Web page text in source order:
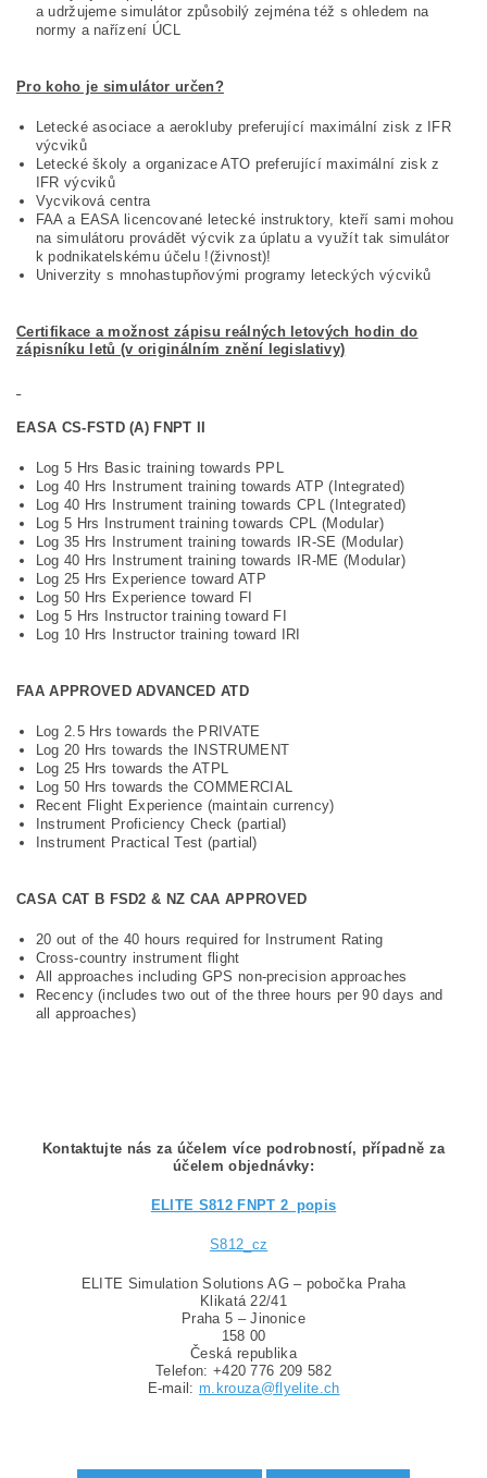
a udržujeme simulátor způsobilý zejména též s ohledem na
normy a nařízení ÚCL
Pro koho je simulátor určen?
Letecké asociace a aerokluby preferující maximální zisk z IFR
výcviků
Letecké školy a organizace ATO preferující maximální zisk z
IFR výcviků
Vycviková centra
FAA a EASA licencované letecké instruktory, kteří sami mohou
na simulátoru provádět výcvik za úplatu a využít tak simulátor
k podnikatelskému účelu !(živnost)!
Univerzity s mnohastupňovými programy leteckých výcviků
Certifikace a možnost zápisu reálných letových hodin do
zápisníku letů (v originálním znění legislativy)
EASA CS-FSTD (A) FNPT II
Log 5 Hrs Basic training towards PPL
Log 40 Hrs Instrument training towards ATP (Integrated)
Log 40 Hrs Instrument training towards CPL (Integrated)
Log 5 Hrs Instrument training towards CPL (Modular)
Log 35 Hrs Instrument training towards IR-SE (Modular)
Log 40 Hrs Instrument training towards IR-ME (Modular)
Log 25 Hrs Experience toward ATP
Log 50 Hrs Experience toward FI
Log 5 Hrs Instructor training toward FI
Log 10 Hrs Instructor training toward IRI
FAA APPROVED ADVANCED ATD
Log 2.5 Hrs towards the PRIVATE
Log 20 Hrs towards the INSTRUMENT
Log 25 Hrs towards the ATPL
Log 50 Hrs towards the COMMERCIAL
Recent Flight Experience (maintain currency)
Instrument Proficiency Check (partial)
Instrument Practical Test (partial)
CASA CAT B FSD2 & NZ CAA APPROVED
20 out of the 40 hours required for Instrument Rating
Cross-country instrument flight
All approaches including GPS non-precision approaches
Recency (includes two out of the three hours per 90 days and
all approaches)
Kontaktujte nás za účelem více podrobností, případně za
účelem objednávky:
ELITE S812 FNPT 2_popis
S812_cz
ELITE Simulation Solutions AG – pobočka Praha
Klikatá 22/41
Praha 5 – Jinonice
158 00
Česká republika
Telefon: +420 776 209 582
E-mail: m.krouza@flyelite.ch